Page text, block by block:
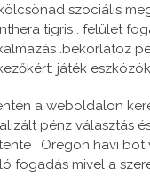
szociális
tigris . felület
.bekorlátoz
játék
a weboldalon
pénz választás
, Oregon havi
fogadás mivel a